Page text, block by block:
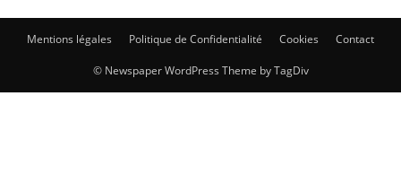
Mentions légales Politique de Confidentialité Cookies Contact
© Newspaper WordPress Theme by TagDiv